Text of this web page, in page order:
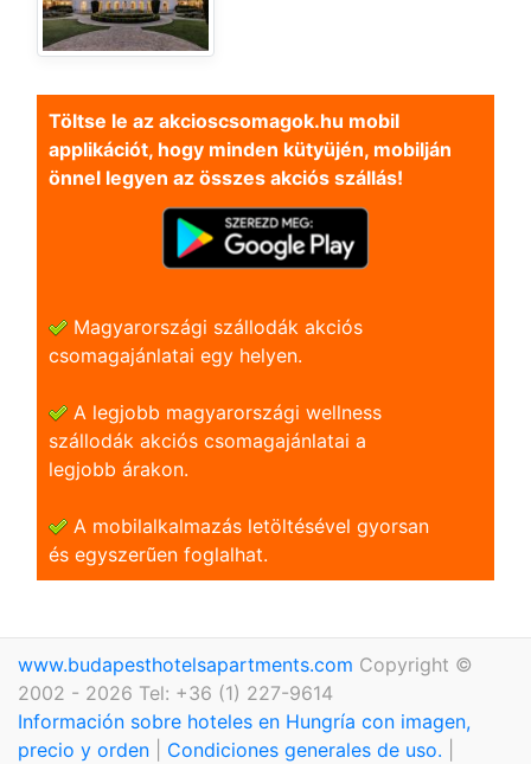
Töltse le az akcioscsomagok.hu mobil
applikációt, hogy minden kütyüjén, mobilján
önnel legyen az összes akciós szállás!
Magyarországi szállodák akciós
csomagajánlatai egy helyen.
A legjobb magyarországi wellness
szállodák akciós csomagajánlatai a
legjobb árakon.
A mobilalkalmazás letöltésével gyorsan
és egyszerũen foglalhat.
www.budapesthotelsapartments.com Copyright ©
2002 - 2026 Tel: +36 (1) 227-9614
Información sobre hoteles en Hungría con imagen,
precio y orden
Condiciones generales de uso.